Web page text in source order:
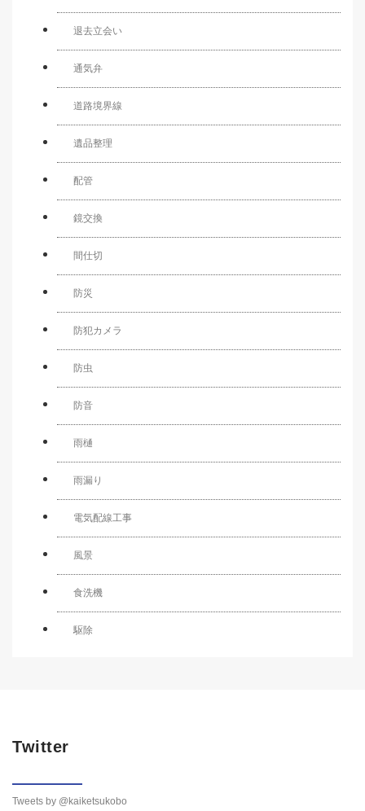
退去立会い
通気弁
道路境界線
遺品整理
配管
鏡交換
間仕切
防災
防犯カメラ
防虫
防音
雨樋
雨漏り
電気配線工事
風景
食洗機
駆除
Twitter
Tweets by @kaiketsukobo